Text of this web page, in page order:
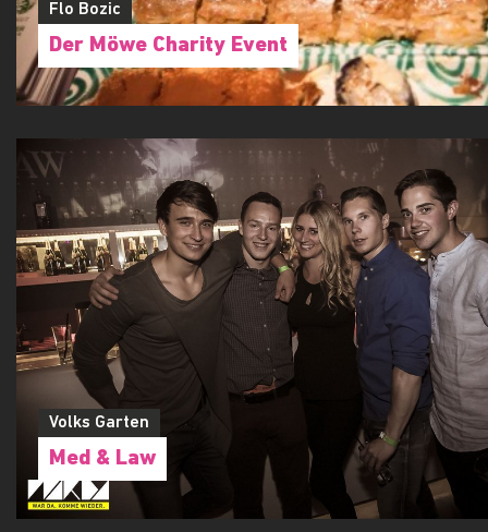
Flo Bozic
Der Möwe Charity Event
Volks Garten
Med & Law